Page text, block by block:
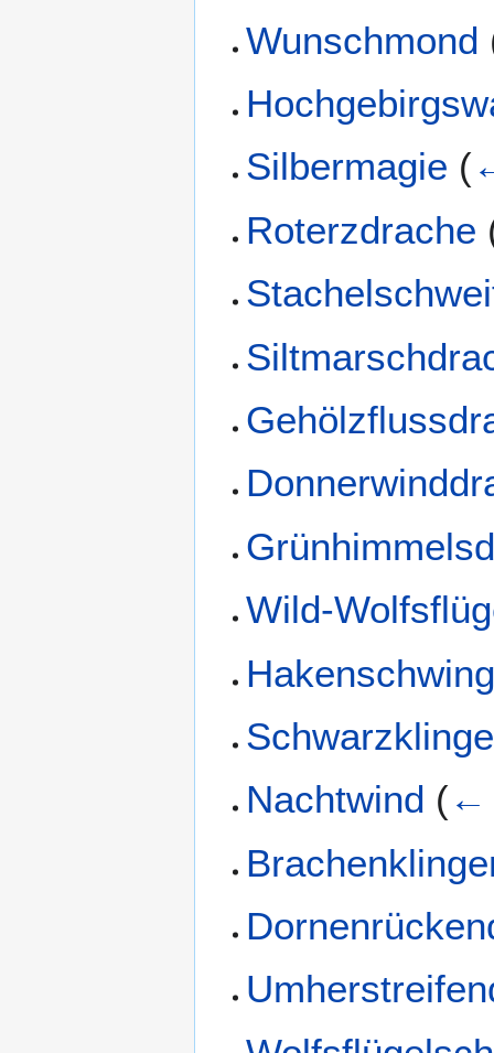
Wunschmond
Silbermagie (
Roterzdrache
Wild-
Schwarzklinge
Nachtwind (←